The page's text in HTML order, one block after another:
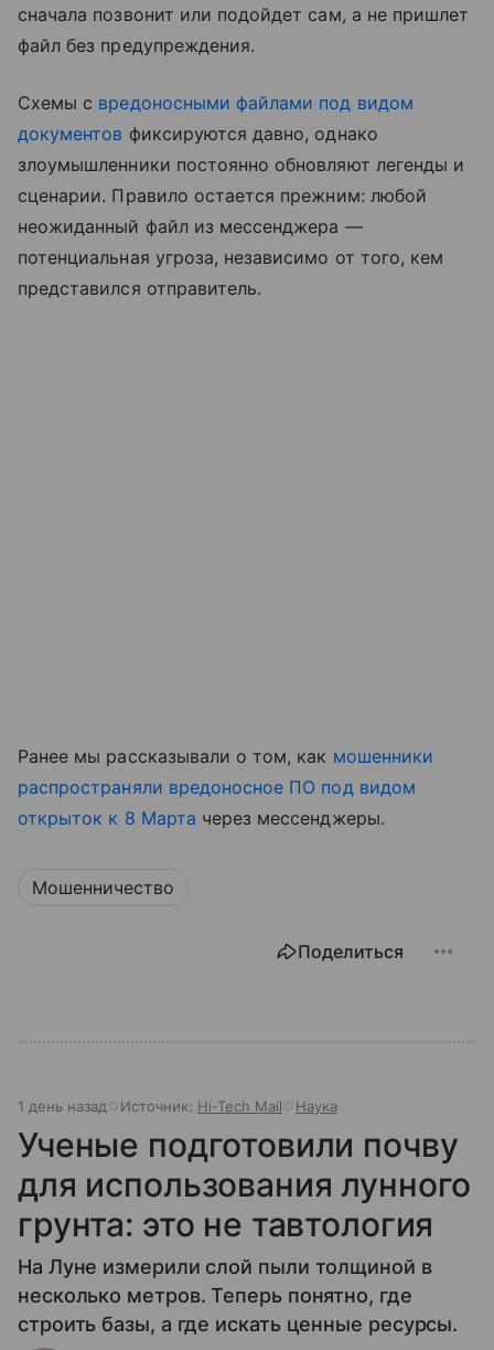
сначала позвонит или подойдет сам, а не пришлет
файл без предупреждения.
Схемы с вредоносными файлами под видом
документов фиксируются давно, однако
злоумышленники постоянно обновляют легенды и
сценарии. Правило остается прежним: любой
неожиданный файл из мессенджера —
потенциальная угроза, независимо от того, кем
представился отправитель.
Ранее мы рассказывали о том, как мошенники
распространяли вредоносное ПО под видом
открыток к 8 Марта через мессенджеры.
Мошенничество
Поделиться
1 день назад Источник: Hi-Tech Mail Наука
Ученые подготовили почву
для использования лунного
грунта: это не тавтология
На Луне измерили слой пыли толщиной в
несколько метров. Теперь понятно, где
строить базы, а где искать ценные ресурсы.